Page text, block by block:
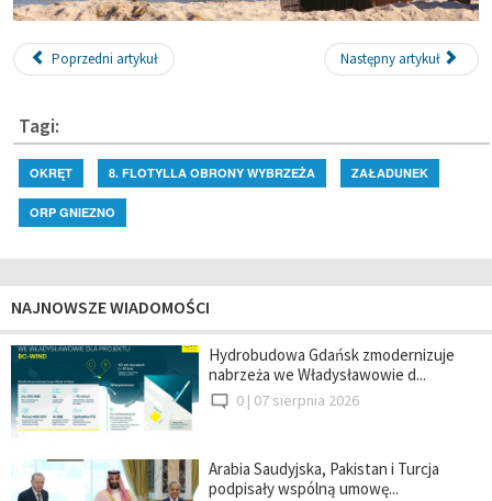
Poprzedni artykuł Następny artykuł
Tagi:
OKRĘT 8. FLOTYLLA OBRONY WYBRZEŻA ZAŁADUNEK
ORP GNIEZNO
NAJNOWSZE WIADOMOŚCI
Hydrobudowa Gdańsk zmodernizuje
nabrzeża we Władysławowie d...
0 | 07 sierpnia 2026
Arabia Saudyjska, Pakistan i Turcja
podpisały wspólną umowę...